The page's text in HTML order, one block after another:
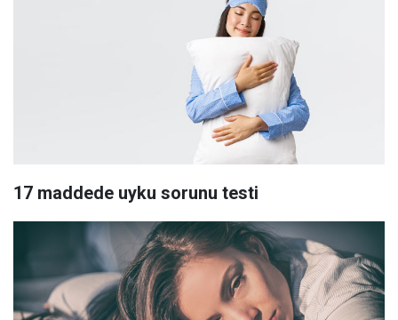
17 maddede uyku sorunu testi